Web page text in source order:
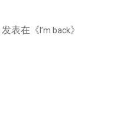
发表在《I’m back》